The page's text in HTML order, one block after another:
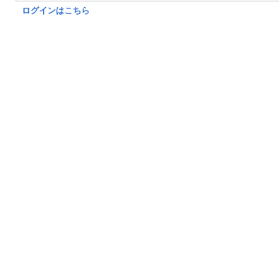
ログインはこちら